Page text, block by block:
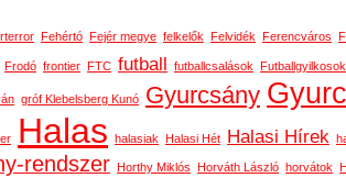
Fehértó Fejér megye felkelők Felvidék Ferencváros
Frodó frontier FTC futball futballcsalások Futballgyilkosok
gróf Klebelsberg Kunó Gyurcsány
Halas halasiak Halasi Hét Halasi Hírek
rendszer Horthy Miklós Horváth László horvátok